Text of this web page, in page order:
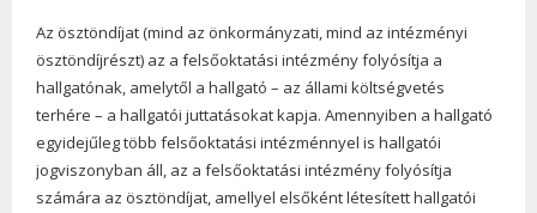
Az ösztöndíjat (mind az önkormányzati, mind az intézményi
ösztöndíjrészt) az a felsőoktatási intézmény folyósítja a
hallgatónak, amelytől a hallgató – az állami költségvetés
terhére – a hallgatói juttatásokat kapja. Amennyiben a hallgató
egyidejűleg több felsőoktatási intézménnyel is hallgatói
jogviszonyban áll, az a felsőoktatási intézmény folyósítja
számára az ösztöndíjat, amellyel elsőként létesített hallgatói